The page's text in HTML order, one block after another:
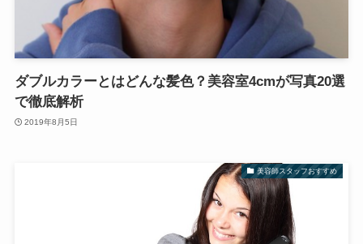
ダブルカラーとはどんな髪色？美容室4cmが写真20選
で徹底解析
2019年8月5日
美容師スタッフおすすめ